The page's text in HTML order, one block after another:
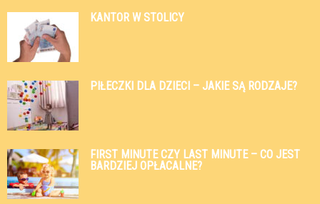
KANTOR W STOLICY
PIŁECZKI DLA DZIECI – JAKIE SĄ RODZAJE?
FIRST MINUTE CZY LAST MINUTE – CO JEST
BARDZIEJ OPŁACALNE?